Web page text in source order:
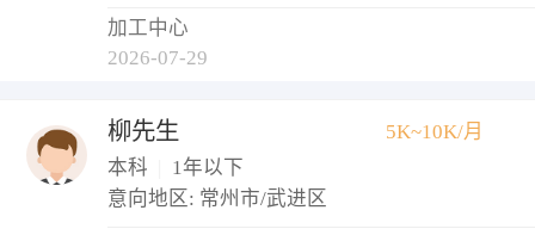
加工中心
2026-07-29
柳先生
5K~10K/月
本科
1年以下
意向地区: 常州市/武进区